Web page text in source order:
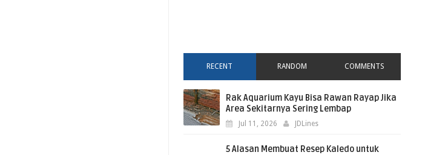
RECENT RANDOM COMMENTS
Rak Aquarium Kayu Bisa Rawan Rayap Jika
Area Sekitarnya Sering Lembap
Jul 11, 2026 JDLines
5 Alasan Membuat Resep Kaledo untuk